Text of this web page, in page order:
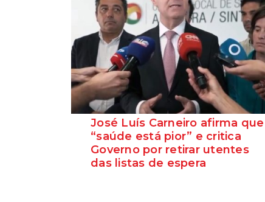
José Luís Carneiro afirma que
“saúde está pior” e critica
Governo por retirar utentes
das listas de espera